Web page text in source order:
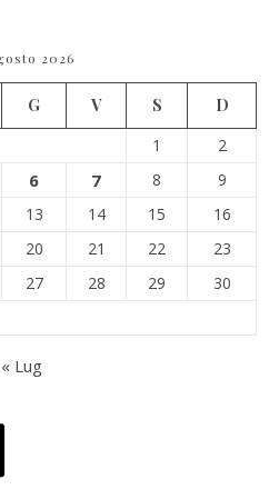
2026
G V S
D
1
2
6 7 8
9
13 14 15
16
20 21 22
23
27 28 29
30
« Lug